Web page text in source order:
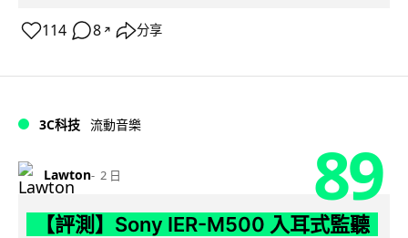
114 8 ↗ 分享
3C科技 流動音樂
Lawton 2 日 89
【評測】Sony IER-M500 入耳式監聽